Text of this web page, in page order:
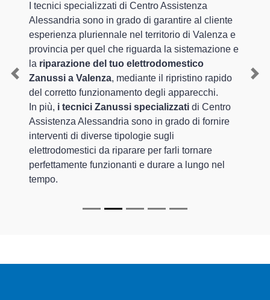
I tecnici specializzati di Centro Assistenza
Alessandria sono in grado di garantire al cliente
esperienza pluriennale nel territorio di Valenza e
provincia per quel che riguarda la sistemazione e
la riparazione del tuo elettrodomestico
Zanussi a Valenza, mediante il ripristino rapido
del corretto funzionamento degli apparecchi.
In più, i tecnici Zanussi specializzati di Centro
Assistenza Alessandria sono in grado di fornire
interventi di diverse tipologie sugli
elettrodomestici da riparare per farli tornare
perfettamente funzionanti e durare a lungo nel
tempo.
Previous